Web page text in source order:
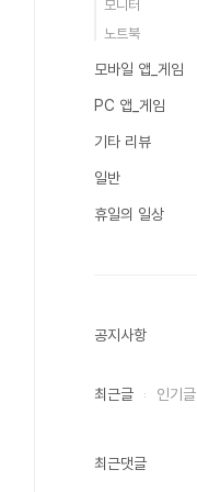
모니터
노트북
모바일 앱_게임
PC 앱_게임
기타 리뷰
일반
휴일의 일상
공지사항
최근글 인기글
최근댓글